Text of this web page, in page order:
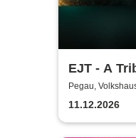
EJT - A
Wonderful
Pegau,
11.12.2026